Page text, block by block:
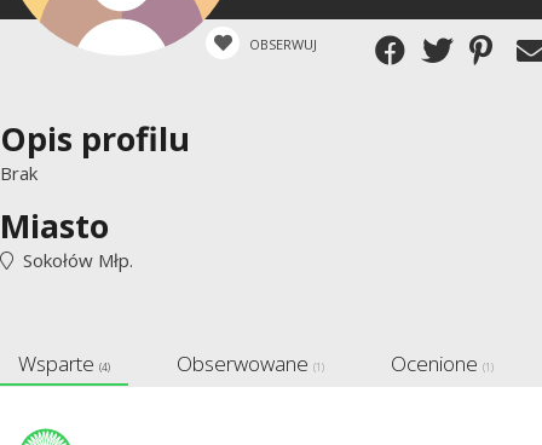
OBSERWUJ
Opis profilu
Brak
Miasto
Sokołów Młp.
Wsparte (4) Obserwowane (1) Ocenione (1)